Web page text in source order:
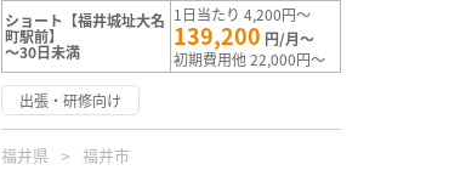
ショート【福井城址大名
町駅前】
～30日未満
1日当たり 4,200円～
139,200 円/月～
初期費用他 22,000円～
出張・研修向け
福井県 福井市